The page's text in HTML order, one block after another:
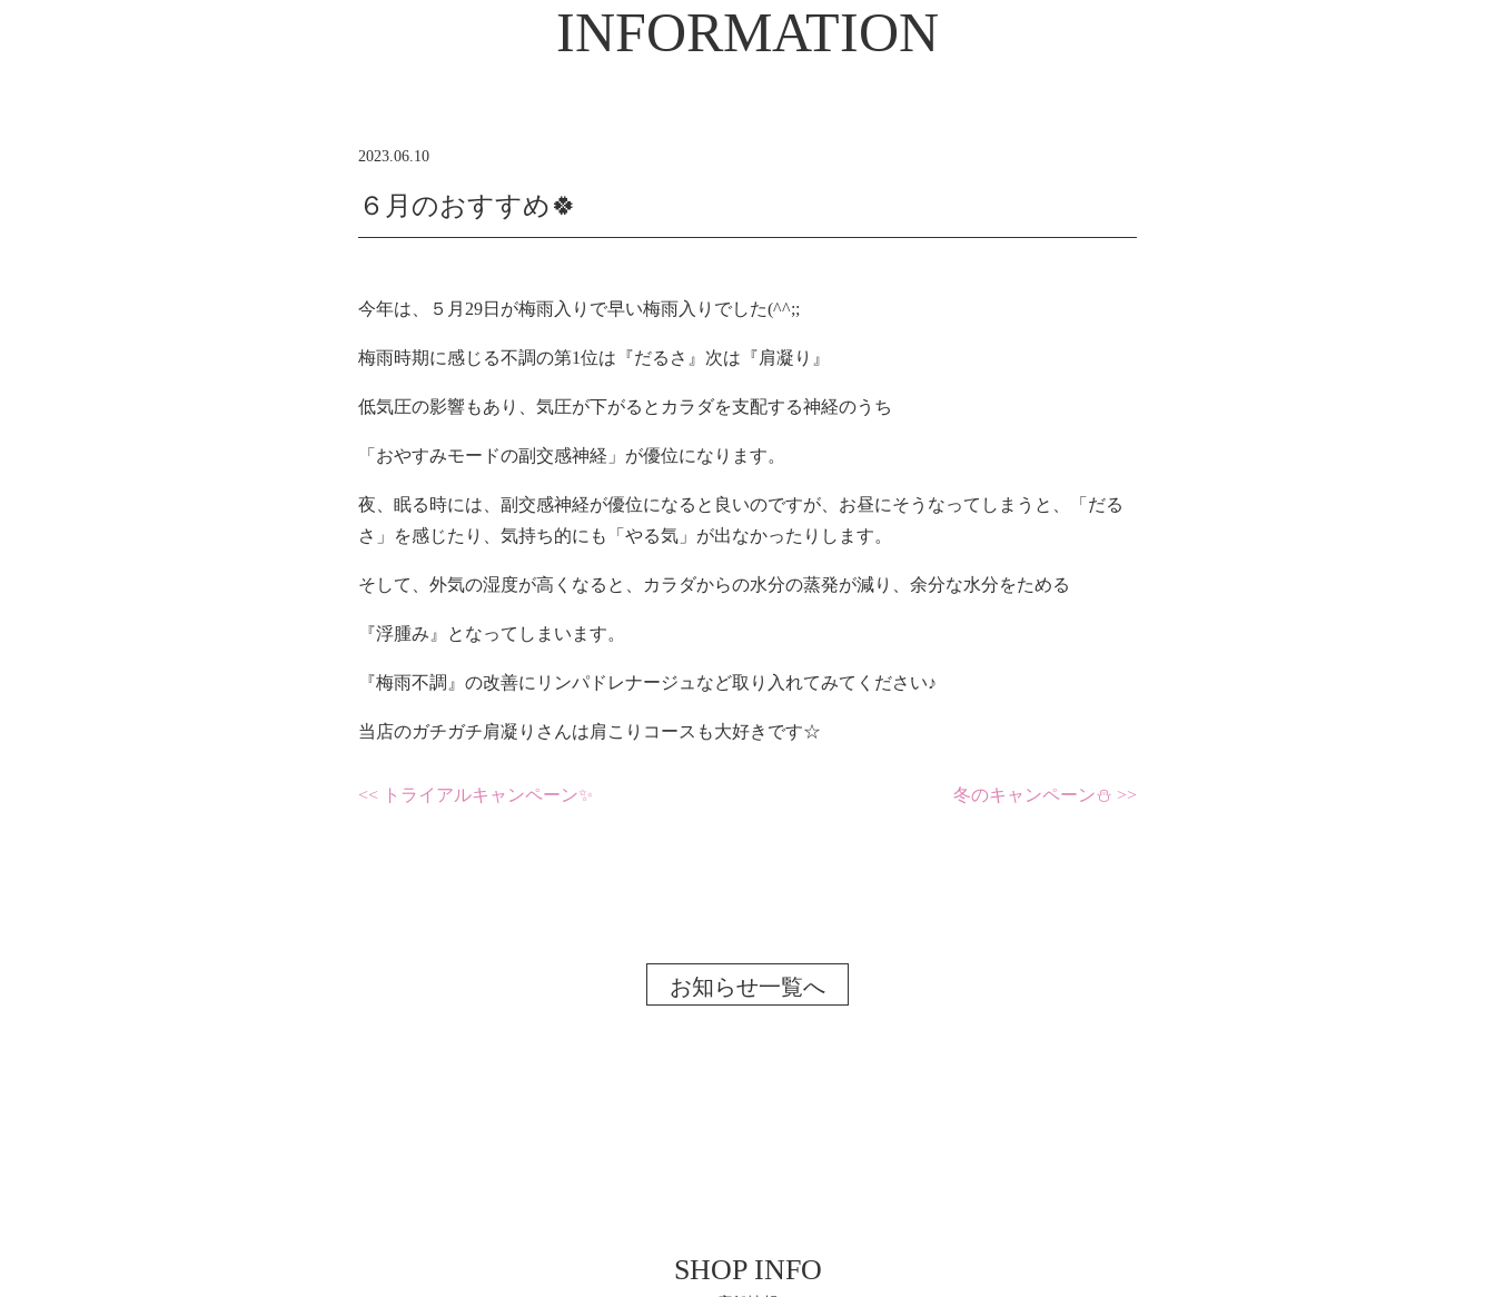
INFORMATION
2023.06.10
６月のおすすめ🍀
今年は、５月29日が梅雨入りで早い梅雨入りでした(^^;;
梅雨時期に感じる不調の第1位は『だるさ』次は『肩凝り』
低気圧の影響もあり、気圧が下がるとカラダを支配する神経のうち
「おやすみモードの副交感神経」が優位になります。
夜、眠る時には、副交感神経が優位になると良いのですが、お昼にそうなってしまうと、「だる
さ」を感じたり、気持ち的にも「やる気」が出なかったりします。
そして、外気の湿度が高くなると、カラダからの水分の蒸発が減り、余分な水分をためる
『浮腫み』となってしまいます。
『梅雨不調』の改善にリンパドレナージュなど取り入れてみてください♪
当店のガチガチ肩凝りさんは肩こりコースも大好きです☆
<< トライアルキャンペーン✨ 冬のキャンペーン⛄️ >>
お知らせ一覧へ
SHOP INFO